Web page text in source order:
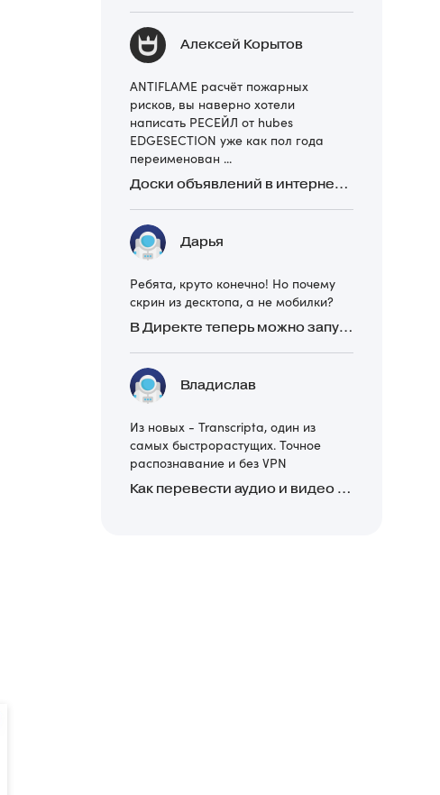
Алексей Корытов
ANTIFLAME расчёт пожарных
рисков, вы наверно хотели
написать РЕСЕЙЛ от hubes
EDGESECTION уже как пол года
переименован ...
Доски объявлений в интернете: какие лучше и безопаснее? Сравниваем 5 популярных
Дарья
Ребята, круто конечно! Но почему
скрин из десктопа, а не мобилки?
В Директе теперь можно запускать Премиум-билборд для мобильных устройств
Владислав
Из новых - Transcripta, один из
самых быстрорастущих. Точное
распознавание и без VPN
Как перевести аудио и видео в текст: обзор 24 нейросетей, программ и сервисов для транскрибации